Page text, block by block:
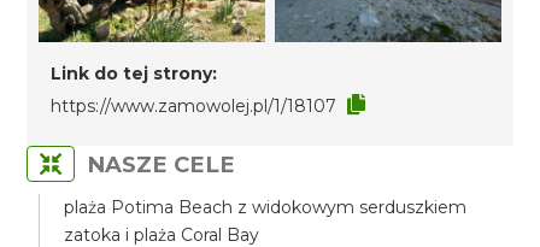
Link do tej strony:
https://www.zamowolej.pl/1/18107
NASZE CELE
plaża Potima Beach z widokowym serduszkiem
zatoka i plaża Coral Bay